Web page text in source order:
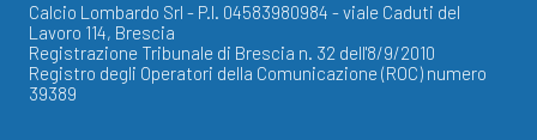
Calcio Lombardo Srl - P.I. 04583980984 - viale Caduti del
Lavoro 114, Brescia
Registrazione Tribunale di Brescia n. 32 dell'8/9/2010
Registro degli Operatori della Comunicazione (ROC) numero
39389